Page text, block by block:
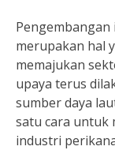
merupakan hal
memajukan
upaya terus
sumber daya
satu cara untuk
industri